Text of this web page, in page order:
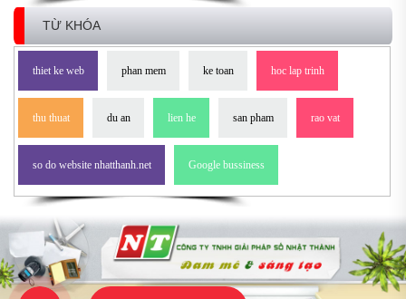
TỪ KHÓA
thiet ke web phan mem ke toan hoc lap trinh
thu thuat du an lien he san pham rao vat
so do website nhatthanh.net Google bussiness